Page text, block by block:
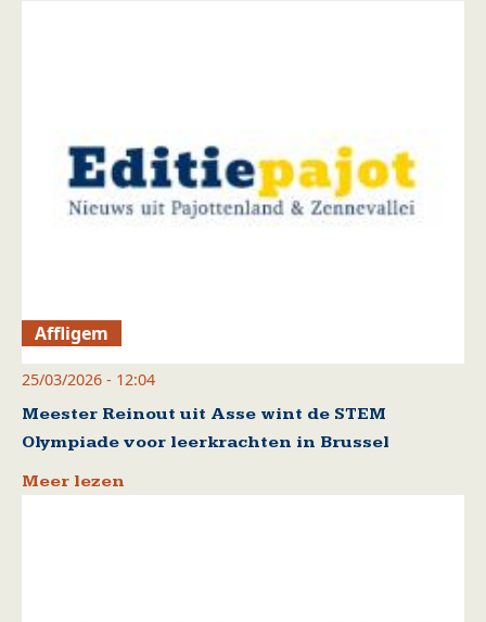
Affligem
25/03/2026 - 12:04
Meester Reinout uit Asse wint de STEM
Olympiade voor leerkrachten in Brussel
Meer lezen